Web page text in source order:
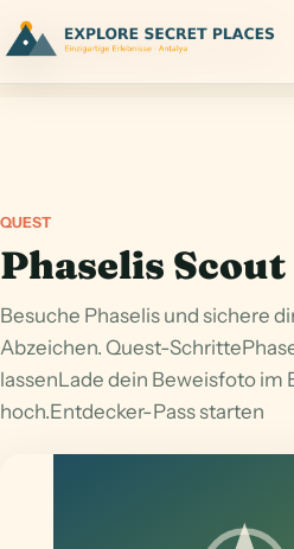
QUEST
Phaselis Scout
Besuche Phaselis und sichere
Abzeichen. Quest-
lassenLade dein Beweisfoto im
hoch.Entdecker-Pass starten